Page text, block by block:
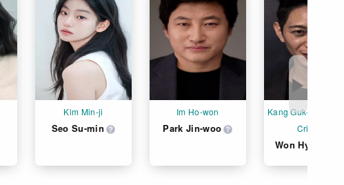
▶
Kim Min-ji
Seo Su-min
Im Ho-won
Park Jin-woo
Kang Guk-cheol
Cricket)
Won Hyun-jun